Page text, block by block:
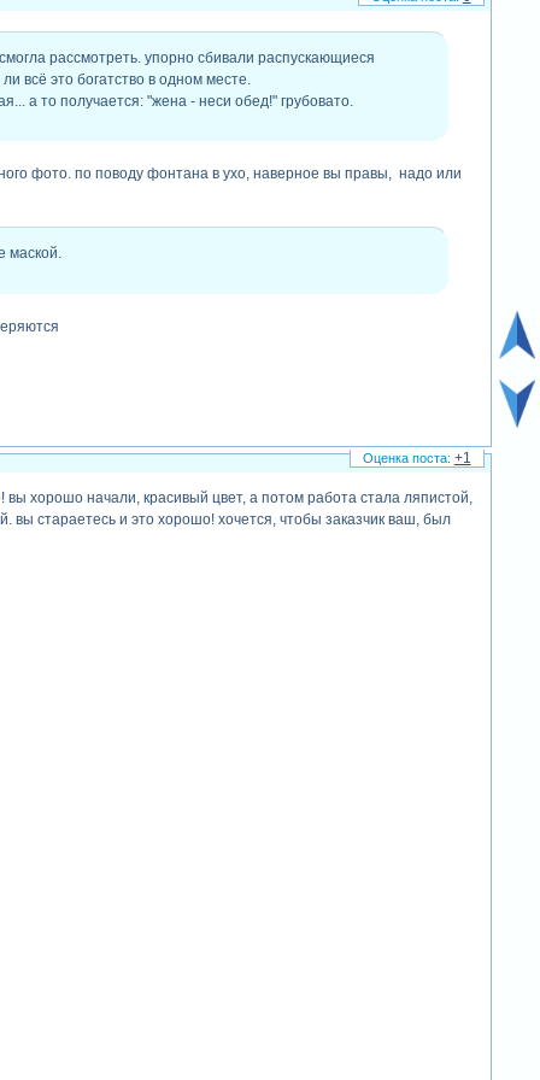
рассмотреть. упорно сбивали распускающиеся
всё это богатство в одном месте.
а то получается: "жена - неси обед!" грубовато.
фото. по поводу фонтана в ухо, наверное вы правы, надо или
маской.
хорошо начали, красивый цвет, а потом работа стала ляпистой,
вы стараетесь и это хорошо! хочется, чтобы заказчик ваш, был
+1